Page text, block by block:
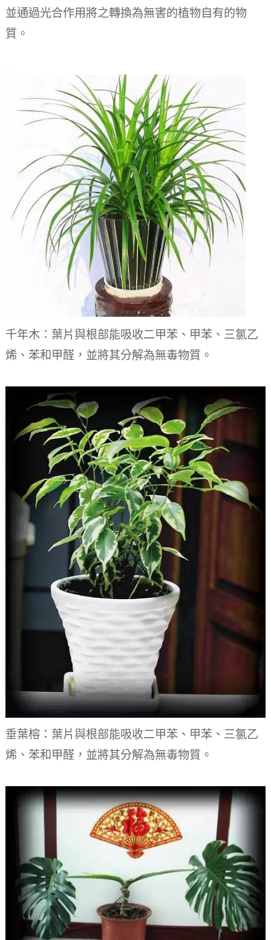
並通過光合作用將之轉換為無害的植物自有的物
質。
千年木：葉片與根部能吸收二甲苯、甲苯、三氯乙
烯、苯和甲醛，並將其分解為無毒物質。
垂葉榕：葉片與根部能吸收二甲苯、甲苯、三氯乙
烯、苯和甲醛，並將其分解為無毒物質。